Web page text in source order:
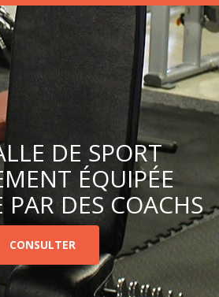
DE SPORT
ÉQUIPÉE
DES COACHS
CONSULTER